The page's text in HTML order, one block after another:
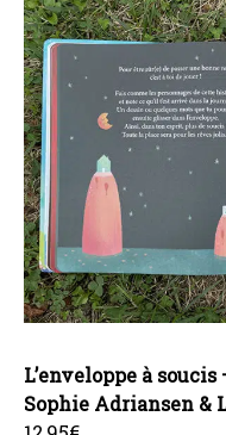
L’enveloppe à
Sophie Adriansen &